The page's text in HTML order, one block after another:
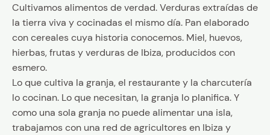
Cultivamos alimentos de verdad. Verduras extraídas de
la tierra viva y cocinadas el mismo día. Pan elaborado
con cereales cuya historia conocemos. Miel, huevos,
hierbas, frutas y verduras de Ibiza, producidos con
esmero.
Lo que cultiva la granja, el restaurante y la charcutería
lo cocinan. Lo que necesitan, la granja lo planifica. Y
como una sola granja no puede alimentar una isla,
trabajamos con una red de agricultores en Ibiza y